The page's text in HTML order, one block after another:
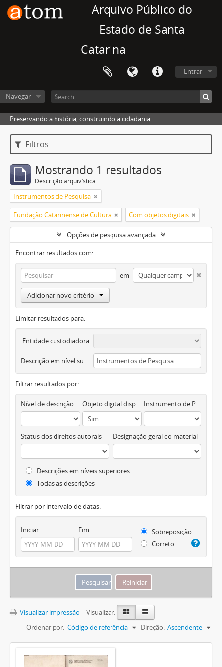
Arquivo Público do
Estado de Santa
Catarina
Entrar
Navegar
Preservando a história, construindo a cidadania
Filtros
Mostrando 1 resultados
Descrição arquivística
Instrumentos de Pesquisa
Fundação Catarinense de Cultura Com objetos digitais
Opções de pesquisa avançada
Encontrar resultados com:
em
Adicionar novo critério
Limitar resultados para:
Entidade custodiadora
Descrição em nível superior
Filtrar resultados por:
Nível de descrição Objeto digital disponível Instrumento de Pesquisa
Status dos direitos autorais Designação geral do material
Descrições em níveis superiores
Todas as descrições
Filtrar por intervalo de datas:
Iniciar Fim
Sobreposição
Correto
Visualizar impressão
Visualizar:
Ordenar por: Código de referência Direção: Ascendente